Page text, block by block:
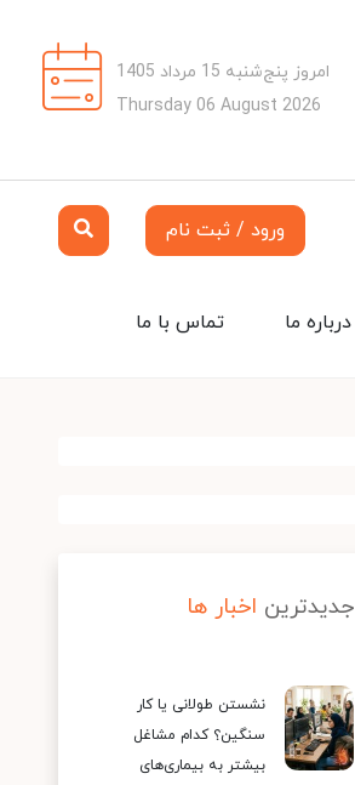
امروز پنج‌شنبه 15 مرداد 1405
Thursday 06 August 2026
ورود / ثبت نام
تماس با ما درباره ما
جدیدترین اخبار ها
نشستن طولانی یا کار
سنگین؟ کدام مشاغل
بیشتر به بیماری‌های